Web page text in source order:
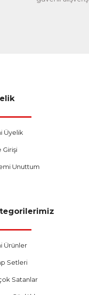
Üyelik
Girişi
Unuttum
Ürünler
Setleri
Satanlar